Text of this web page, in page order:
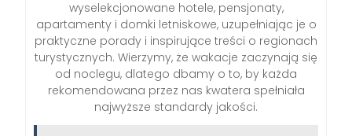
wyselekcjonowane hotele, pensjonaty,
apartamenty i domki letniskowe, uzupełniając je o
praktyczne porady i inspirujące treści o regionach
turystycznych. Wierzymy, że wakacje zaczynają się
od noclegu, dlatego dbamy o to, by każda
rekomendowana przez nas kwatera spełniała
najwyższe standardy jakości.